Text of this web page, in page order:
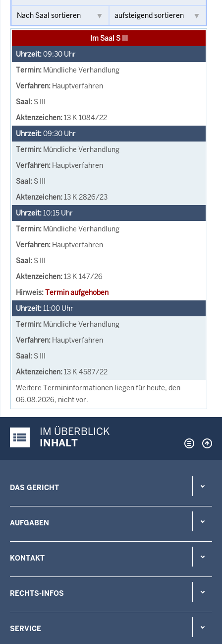
Im Saal S III
09:30 Uhr
Mündliche Verhandlung
Hauptverfahren
S III
13 K 1084/22
09:30 Uhr
Mündliche Verhandlung
Hauptverfahren
S III
13 K 2826/23
10:15 Uhr
Mündliche Verhandlung
Hauptverfahren
S III
13 K 147/26
Termin aufgehoben
11:00 Uhr
Mündliche Verhandlung
Hauptverfahren
S III
13 K 4587/22
Weitere Termininformationen liegen für heute, den
06.08.2026, nicht vor.
Justiz-Portal im Überblick:
IM ÜBERBLICK
INHALT
DAS GERICHT
AUFGABEN
KONTAKT
RECHTS-INFOS
SERVICE